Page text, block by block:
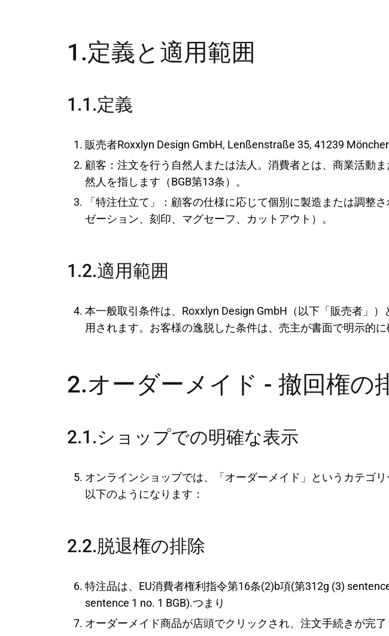
1.定義と適用範囲
1.1.定義
販売者Roxxlyn Design GmbH, Lenßenstraße 35, 41239
顧客：注文を行う自然人または法人。消費者とは、商業活動
然人を指します（BGB第13条）。
「特注仕立て」：顧客の仕様に応じて個別に製造または調整
ゼーション、刻印、マグセーフ、カットアウト）。
1.2.適用範囲
本一般取引条件は、Roxxlyn Design GmbH（以下「販売者」
用されます。お客様の逸脱した条件は、売主が書面で明示的に
2.オーダーメイド - 撤回権の
2.1.ショップでの明確な表示
オンラインショップでは、「オーダーメイド」というカテゴ
以下のようになります：
2.2.脱退権の排除
特注品は、EU消費者権利指令第16条(2)b項(第312g (3)
sentence 1 no. 1 BGB).つまり
オーダーメイド商品が店頭でクリックされ、注文手続きが完